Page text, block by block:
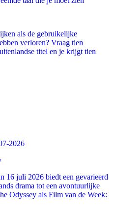
als de gebruikelijke
verloren? Vraag tien
titel en je krijgt tien
2026
16 juli 2026 biedt een gevarieerd
drama tot een avontuurlijke
Odyssey als Film van de Week: